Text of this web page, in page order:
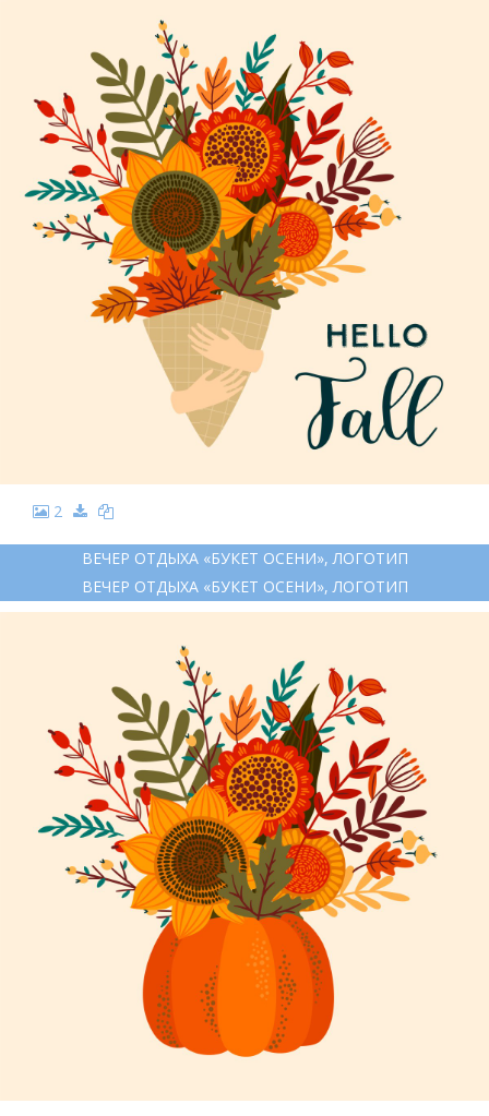
2
ВЕЧЕР ОТДЫХА «БУКЕТ ОСЕНИ», ЛОГОТИП
ВЕЧЕР ОТДЫХА «БУКЕТ ОСЕНИ», ЛОГОТИП